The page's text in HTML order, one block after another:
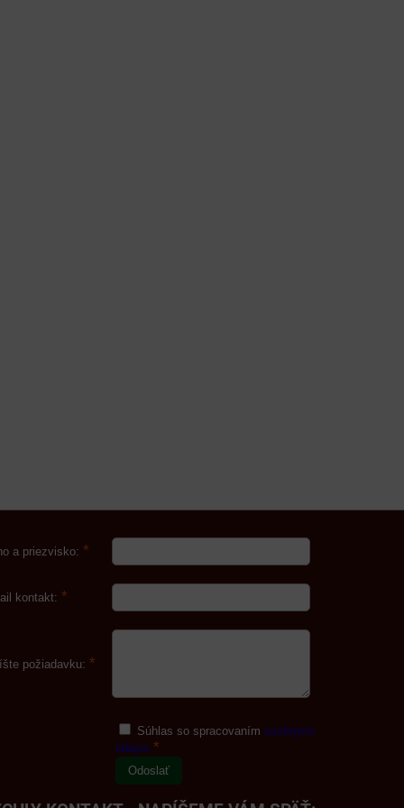
a priezvisko: *
kontakt: *
požiadavku: *
Súhlas so spracovanímosobných
údajov *
Odoslať